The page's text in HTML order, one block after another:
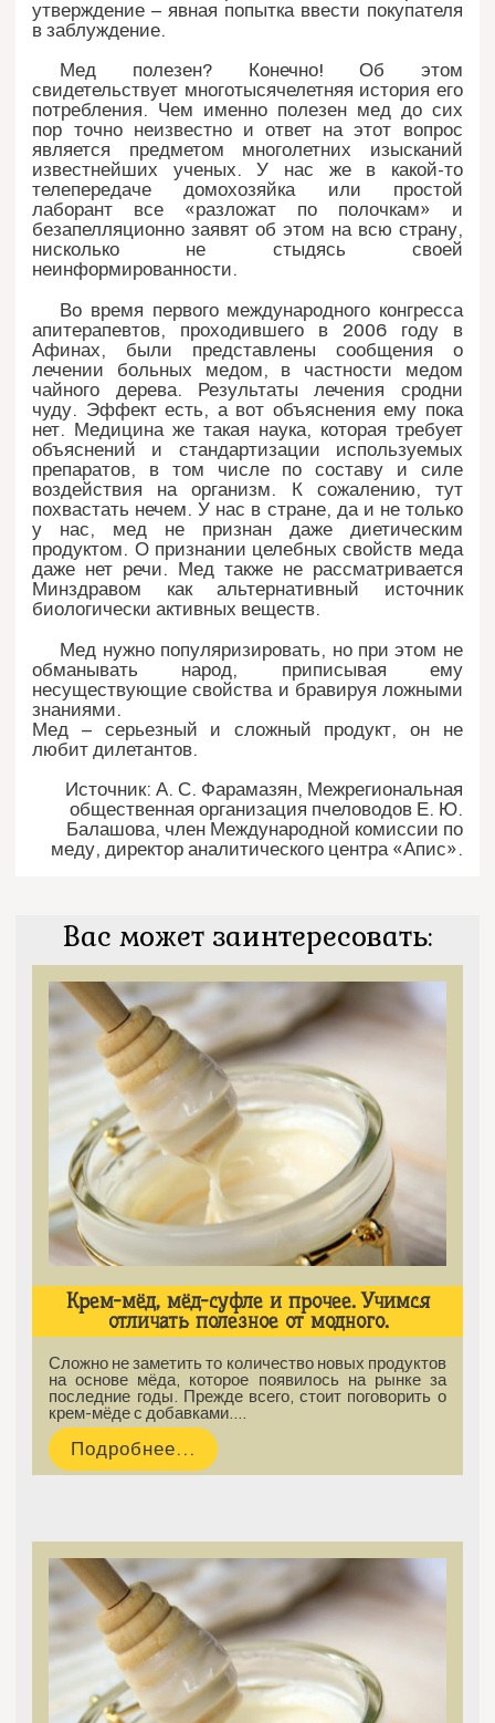
утверждение – явная попытка ввести покупателя
в заблуждение.
Мед полезен? Конечно! Об этом
свидетельствует многотысячелетняя история его
потребления. Чем именно полезен мед до сих
пор точно неизвестно и ответ на этот вопрос
является предметом многолетних изысканий
известнейших ученых. У нас же в какой-то
телепередаче домохозяйка или простой
лаборант все «разложат по полочкам» и
безапелляционно заявят об этом на всю страну,
нисколько не стыдясь своей
неинформированности.
Во время первого международного конгресса
апитерапевтов, проходившего в 2006 году в
Афинах, были представлены сообщения о
лечении больных медом, в частности медом
чайного дерева. Результаты лечения сродни
чуду. Эффект есть, а вот объяснения ему пока
нет. Медицина же такая наука, которая требует
объяснений и стандартизации используемых
препаратов, в том числе по составу и силе
воздействия на организм. К сожалению, тут
похвастать нечем. У нас в стране, да и не только
у нас, мед не признан даже диетическим
продуктом. О признании целебных свойств меда
даже нет речи. Мед также не рассматривается
Минздравом как альтернативный источник
биологически активных веществ.
Мед нужно популяризировать, но при этом не
обманывать народ, приписывая ему
несуществующие свойства и бравируя ложными
знаниями.
Мед – серьезный и сложный продукт, он не
любит дилетантов.
Источник: А. С. Фарамазян, Межрегиональная
общественная организация пчеловодов Е. Ю.
Балашова, член Международной комиссии по
меду, директор аналитического центра «Апис».
Вас может заинтересовать:
Крем-мёд, мёд-суфле и прочее. Учимся
отличать полезное от модного.
Сложно не заметить то количество новых продуктов
на основе мёда, которое появилось на рынке за
последние годы. Прежде всего, стоит поговорить о
крем-мёде с добавками.…
Подробнее...